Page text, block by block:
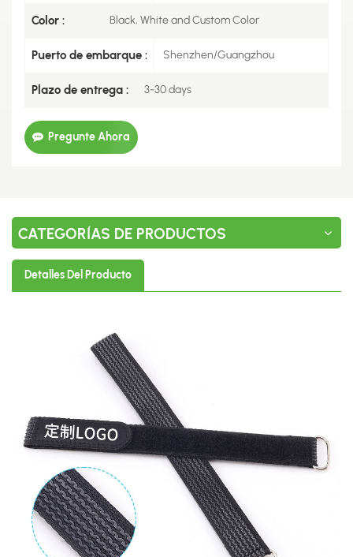
Color : Black, White and Custom Color
Puerto de embarque : Shenzhen/Guangzhou
Plazo de entrega : 3-30 days
Pregunte Ahora
CATEGORÍAS DE PRODUCTOS
Detalles Del Producto